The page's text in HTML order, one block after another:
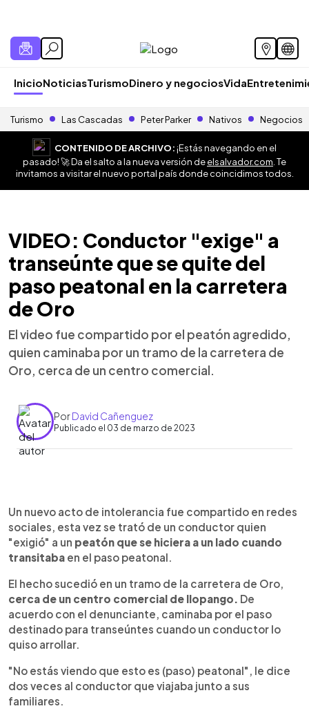
InicioNoticiasTurismoDinero y negociosVida
Turismo Las Cascadas Peter Parker Nativos Negocios
CONTENIDO DE ARCHIVO:¡Estás navegando en el
pasado! 🚀 Da el salto a la nueva versión deelsalvador.com . Te
invitamos a visitar el nuevo portal país donde coincidimos todos.
VIDEO: Conductor "exige" a
transeúnte que se quite del
paso peatonal en la carretera
de Oro
El video fue compartido por el peatón agredido,
quien caminaba por un tramo de la carretera de
Oro, cerca de un centro comercial.
PorDavid Cañenguez
Publicado el 03 de marzo de 2023
Escuchar artículo
Un nuevo acto de intolerancia fue compartido en redes
sociales, esta vez se trató de un conductor quien
"exigió" a un peatón que se hiciera a un lado cuando
transitaba en el paso peatonal.
El hecho sucedió en un tramo de la carretera de Oro,
cerca de un centro comercial de Ilopango. De
acuerdo con el denunciante, caminaba por el paso
destinado para transeúntes cuando un conductor lo
quiso arrollar.
"No estás viendo que esto es (paso) peatonal", le dice
dos veces al conductor que viajaba junto a sus
familiares.